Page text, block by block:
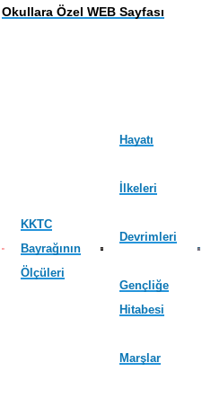
Okullara Özel WEB Sayfası
KKTC
Bayrağının
Ölçüleri
Hayatı
İlkeleri
Devrimleri
Gençliğe
Hitabesi
Marşlar